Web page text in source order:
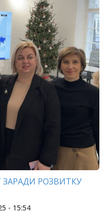
ЗАРАДИ РОЗВИТКУ
- 15:54